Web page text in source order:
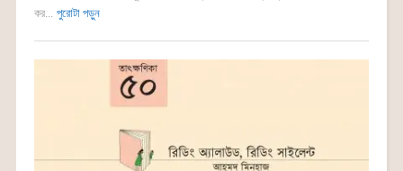
কর... পুরোটা পড়ুন